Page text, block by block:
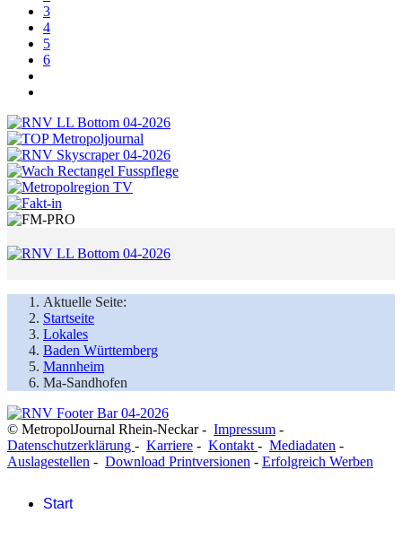
3
4
5
6
Aktuelle Seite:
Startseite
Lokales
Baden Württemberg
Mannheim
Ma-Sandhofen
© MetropolJournal Rhein-Neckar - Impressum -
Datenschutzerklärung - Karriere - Kontakt - Mediadaten -
Auslagestellen - Download Printversionen - Erfolgreich Werben
Start